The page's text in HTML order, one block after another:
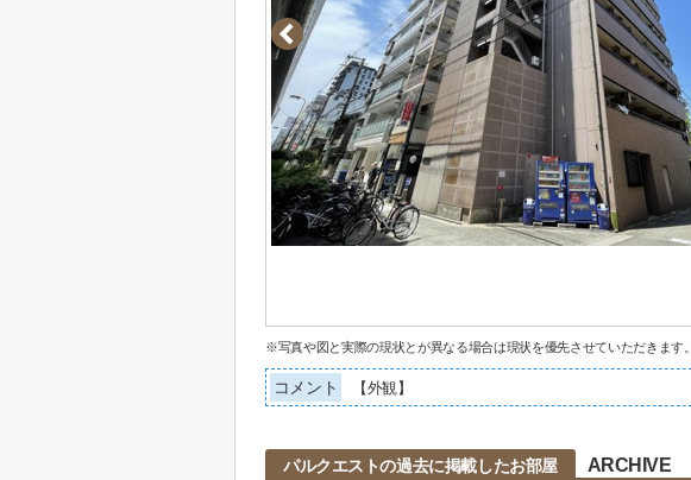
※写真や図と実際の現状とが異なる場合は現状を優先させていただきます。
コメント 【外観】
パルクエストの過去に掲載したお部屋 ARCHIVE